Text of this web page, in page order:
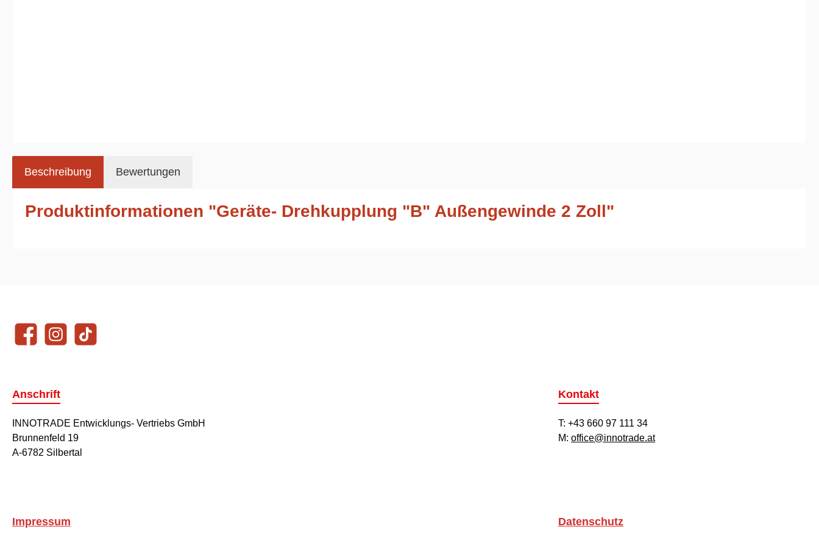
Beschreibung Bewertungen
Produktinformationen "Geräte- Drehkupplung "B" Außengewinde 2 Zoll"
FacebookInstagramTikTok
Anschrift
INNOTRADE Entwicklungs- Vertriebs GmbH
Brunnenfeld 19
A-6782 Silbertal
Kontakt
T: +43 660 97 111 34
M: office@innotrade.at
Impressum Datenschutz